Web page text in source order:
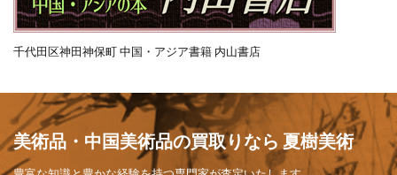
千代田区神田神保町 中国・アジア書籍 内山書店
美術品・中国美術品の買取りなら 夏樹美術